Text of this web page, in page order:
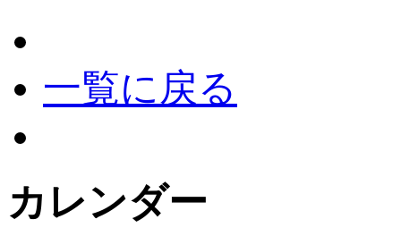
一覧に戻る
カレンダー